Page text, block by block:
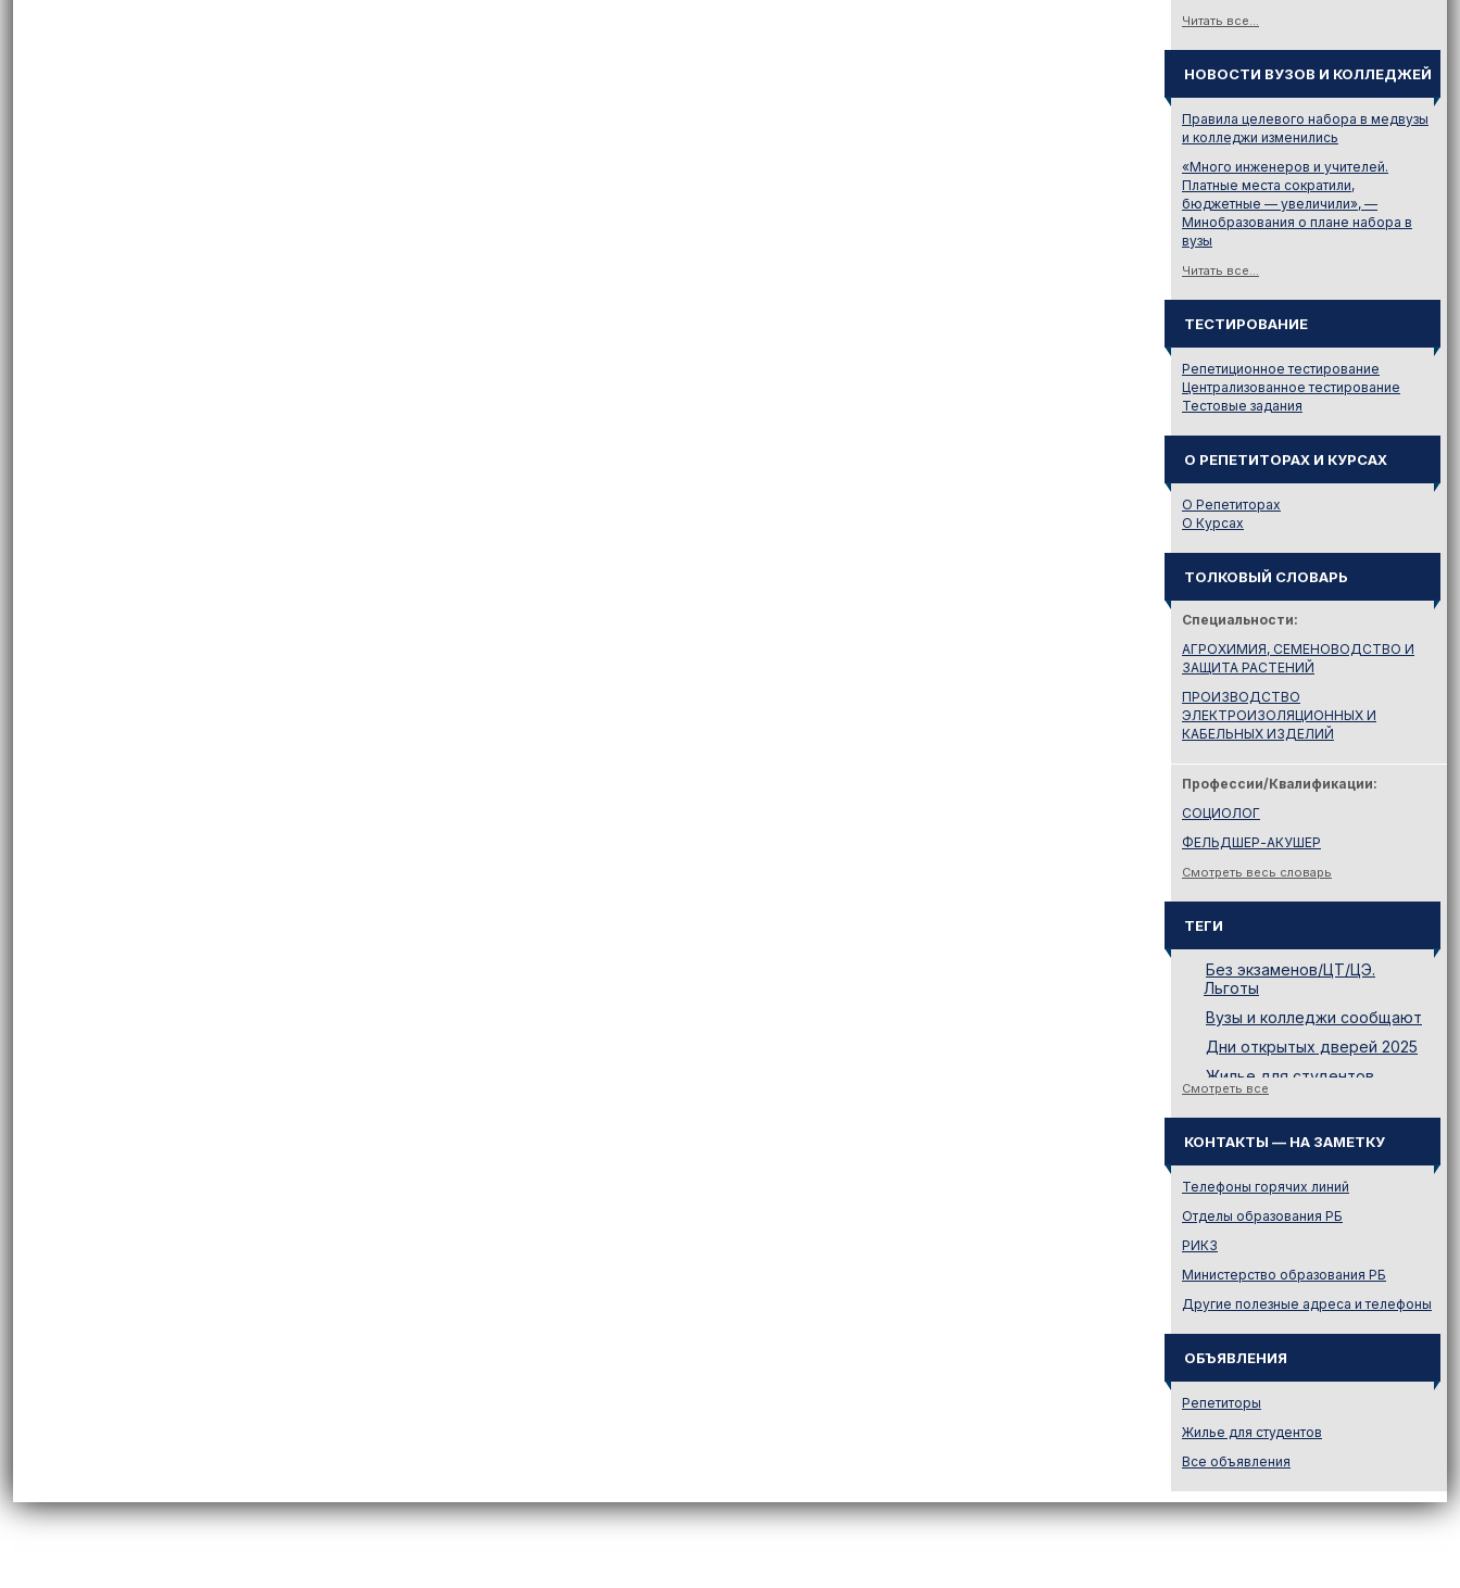
Читать все...
НОВОСТИ ВУЗОВ И КОЛЛЕДЖЕЙ
Правила целевого набора в медвузы
и колледжи изменились
«Много инженеров и учителей.
Платные места сократили,
бюджетные — увеличили», —
Минобразования о плане набора в
вузы
Читать все...
ТЕСТИРОВАНИЕ
Репетиционное тестирование
Централизованное тестирование
Тестовые задания
О РЕПЕТИТОРАХ И КУРСАХ
О Репетиторах
О Курсах
ТОЛКОВЫЙ СЛОВАРЬ
Специальности:
АГРОХИМИЯ, СЕМЕНОВОДСТВО И
ЗАЩИТА РАСТЕНИЙ
ПРОИЗВОДСТВО
ЭЛЕКТРОИЗОЛЯЦИОННЫХ И
КАБЕЛЬНЫХ ИЗДЕЛИЙ
Профессии/Квалификации:
СОЦИОЛОГ
ФЕЛЬДШЕР-АКУШЕР
Смотреть весь словарь
ТЕГИ
Без экзаменов/ЦТ/ЦЭ.
Льготы
Вузы и колледжи сообщают
Дни открытых дверей 2025
Жилье для студентов
Иностранному абитуриенту
Куда поступать на твою
специальность?
Куда поступать? — Это надо
только
Подготовительные курсы
Подготовка к ЦЭ и ЦТ.
Репетиторы
Поступление в вузы
Поступление в колледжи
Профориентация
Проходные баллы в вузах
Беларуси
Распределение
Смотреть все
КОНТАКТЫ — НА ЗАМЕТКУ
Телефоны горячих линий
Отделы образования РБ
РИКЗ
Министерство образования РБ
Другие полезные адреса и телефоны
ОБЪЯВЛЕНИЯ
Репетиторы
Жилье для студентов
Все объявления